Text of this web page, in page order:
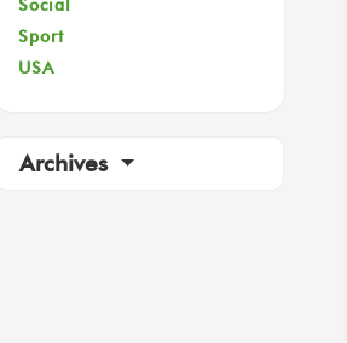
Social
Sport
USA
Archives